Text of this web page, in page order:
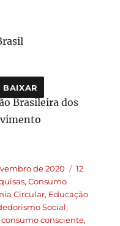
BAIXAR
Brasileira dos
de 2020
12
,Consumo
Circular, Educação
Social,
consumo consciente,